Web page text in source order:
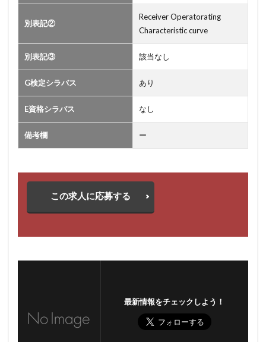
別表記②
Receiver Operatorating
Characteristic curve
別表記③ 該当なし
G検定シラバス あり
E資格シラバス なし
備考欄 ー
この求人に応募する
最新情報をチェックしよう！